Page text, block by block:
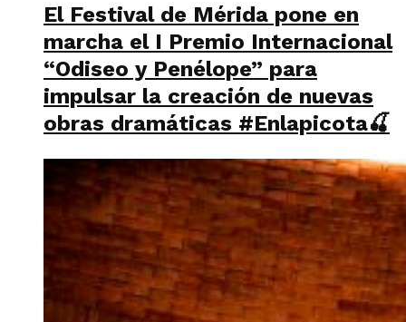
El Festival de Mérida pone en
marcha el I Premio Internacional
“Odiseo y Penélope” para
impulsar la creación de nuevas
obras dramáticas #Enlapicota🍒